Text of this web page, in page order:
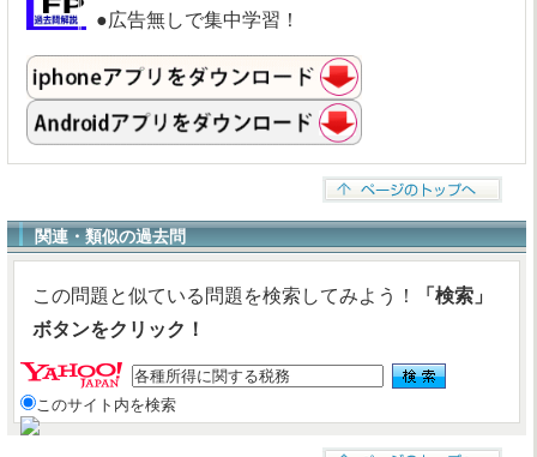
●広告無しで集中学習！
関連・類似の過去問
この問題と似ている問題を検索してみよう！
「検索」
ボタンをクリック！
このサイト内を検索